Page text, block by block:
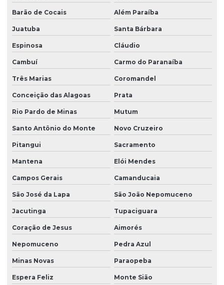
Barão de Cocais Além Paraíba
Juatuba Santa Bárbara
Espinosa Cláudio
Cambuí Carmo do Paranaíba
Três Marias Coromandel
Conceição das Alagoas Prata
Rio Pardo de Minas Mutum
Santo Antônio do Monte Novo Cruzeiro
Pitangui Sacramento
Mantena Elói Mendes
Campos Gerais Camanducaia
São José da Lapa São João Nepomuceno
Jacutinga Tupaciguara
Coração de Jesus Aimorés
Nepomuceno Pedra Azul
Minas Novas Paraopeba
Espera Feliz Monte Sião